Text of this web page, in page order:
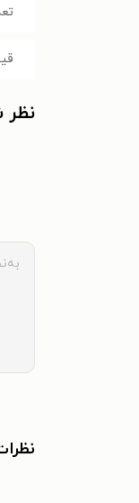
نظر